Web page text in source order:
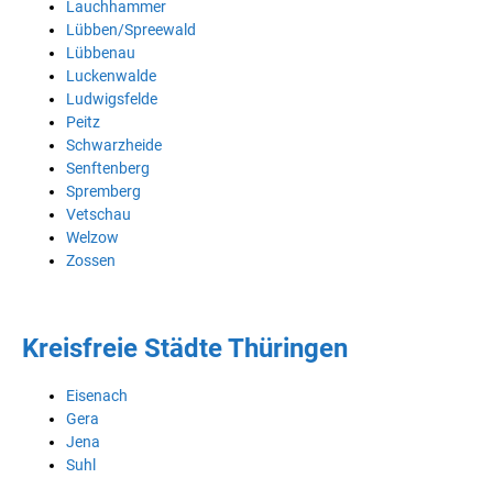
Lauchhammer
Lübben/Spreewald
Lübbenau
Luckenwalde
Ludwigsfelde
Peitz
Schwarzheide
Senftenberg
Spremberg
Vetschau
Welzow
Zossen
Kreisfreie Städte Thüringen
Eisenach
Gera
Jena
Suhl